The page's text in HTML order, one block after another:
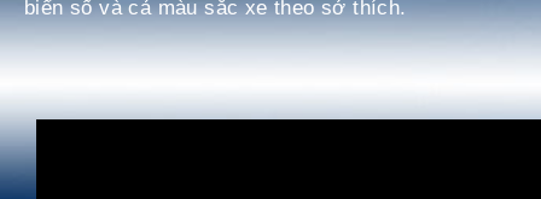
biển số và cả màu sắc xe theo sở thích.